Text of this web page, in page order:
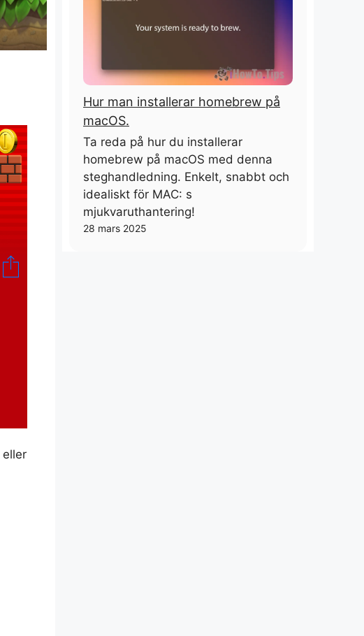
eller
Hur man installerar homebrew på
macOS.
Ta reda på hur du installerar
homebrew på macOS med denna
steghandledning. Enkelt, snabbt och
idealiskt för MAC: s
mjukvaruthantering!
28 mars 2025